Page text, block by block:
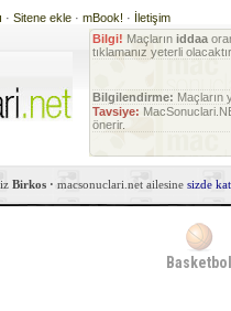
· Sitene ekle · mBook! · İletişim
Bilgi! Maçların iddaa
tıklamanız yeterli olacaktır.
Bilgilendirme: Maçların
Tavsiye:
önerir.
Birkos · macsonuclari.net ailesine sizde
Basketbol